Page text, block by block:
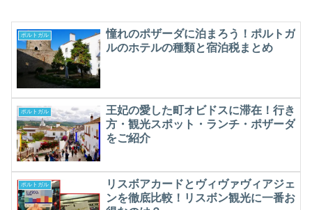
ポルトガル
憧れのポザーダに泊まろう！ポルトガ
ルのホテルの種類と宿泊税まとめ
ポルトガル
王妃の愛した町オビドスに滞在！行き
方・観光スポット・ランチ・ポザーダ
をご紹介
ポルトガル
リスボアカードとヴィヴァヴィアジェ
ンを徹底比較！リスボン観光に一番お